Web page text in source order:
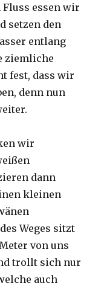
Fluss essen wir
setzen den
entlang
ziemliche
fest, dass wir
denn nun
wir
dann
kleinen
Weges sitzt
von uns
trollt sich nur
auch